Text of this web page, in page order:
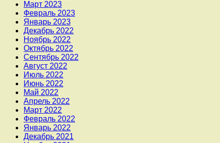
Март 2023
Февраль 2023
Январь 2023
Декабрь 2022
Ноябрь 2022
Октябрь 2022
Сентябрь 2022
Август 2022
Июль 2022
Июнь 2022
Май 2022
Апрель 2022
Март 2022
Февраль 2022
Январь 2022
Декабрь 2021